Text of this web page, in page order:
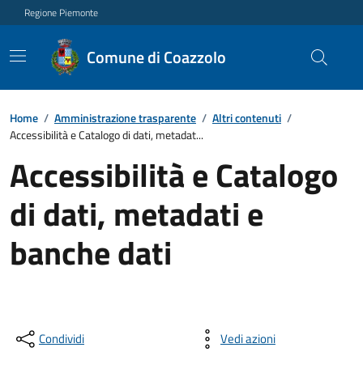
Regione Piemonte
Comune di Coazzolo
Home / Amministrazione trasparente / Altri contenuti /
Accessibilità e Catalogo di dati, metadat...
Accessibilità e Catalogo
di dati, metadati e
banche dati
Condividi Vedi azioni